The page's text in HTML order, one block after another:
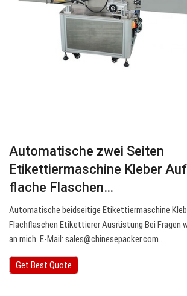
Automatische zwei Seiten
Etikettiermaschine Kleber
flache Flaschen…
Automatische beidseitige Etikettiermaschine
Flachflaschen Etikettierer Ausrüstung Bei Fragen
an mich. E-Mail: sales@chinesepacker.com…
Get Best Quote